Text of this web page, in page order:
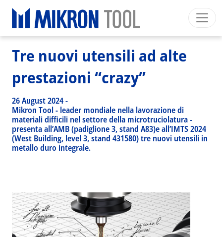
Italiano Area riservata Download
Main navigation
SETTORI INDUSTRIALI
PRODOTTI
SERVIZI
EXPERTISE
Breadcrumb
HOME > NEWS EVENTS > NEWS >
TRE NUOVI UTENSILI AD ALTE PRESTAZIONI “CRAZY”
Tre nuovi utensili ad alte
prestazioni “crazy”
26 August 2024-
Mikron Tool - leader mondiale nella lavorazione di
materiali difficili nel settore della microtruciolatura -
presenta all’AMB (padiglione 3, stand A83)e all’IMTS 2024
(West Building, level 3, stand 431580) tre nuovi utensili in
metallo duro integrale.